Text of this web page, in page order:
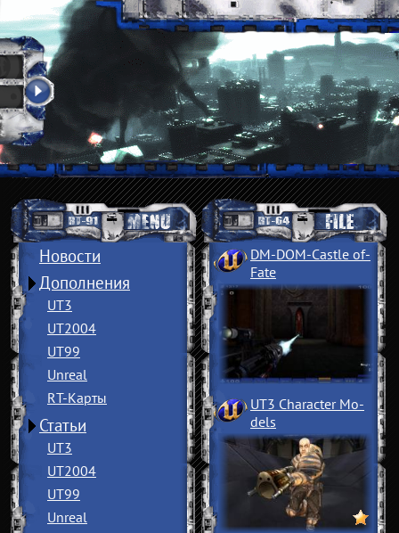
Новости
Дополнения
UT3
UT2004
UT99
Unreal
RT-Карты
Статьи
UT3
UT2004
UT99
Unreal
DM-DOM-Castle of­
Fate
UT3 Character Mo­
dels